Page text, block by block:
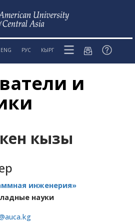
ENG РУС КЫРГ
и
кызы
инженерия»
науки